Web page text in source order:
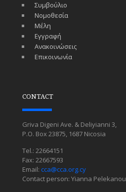
Συμβούλιο
Νομοθεσία
Μέλη
Εγγραφή
Ανακοινώσεις
Επικοινωνία
CONTACT
Griva Digeni Ave. & Deliyianni 3,
P.O. Box 23875, 1687 Nicosia
Tel.: 22664151
Fax: 22667593
Email: cca@cca.org.cy
Contact person: Yianna Pelekanou